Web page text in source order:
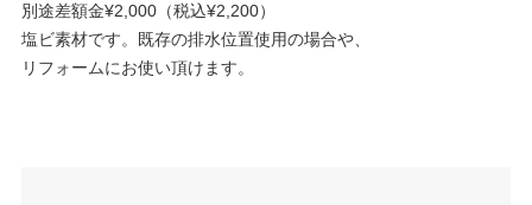
別途差額金¥2,000（税込¥2,200）
塩ビ素材です。既存の排水位置使用の場合や、
リフォームにお使い頂けます。